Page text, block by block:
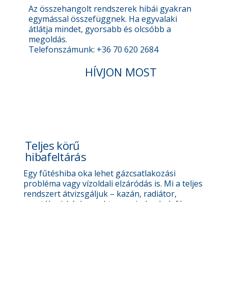
Az összehangolt rendszerek hibái gyakran
egymással összefüggnek. Ha egyvalaki
átlátja mindet, gyorsabb és olcsóbb a
megoldás.
Telefonszámunk: +36 70 620 2684
HÍVJON MOST
Teljes körű
hibafeltárás
Egy fűtéshiba oka lehet gázcsatlakozási
probléma vagy vízoldali elzáródás is. Mi a teljes
rendszert átvizsgáljuk – kazán, radiátor,
vezeték, cirkó, konvektor – minden belefér.